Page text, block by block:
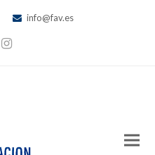
info@fav.es
Instagram